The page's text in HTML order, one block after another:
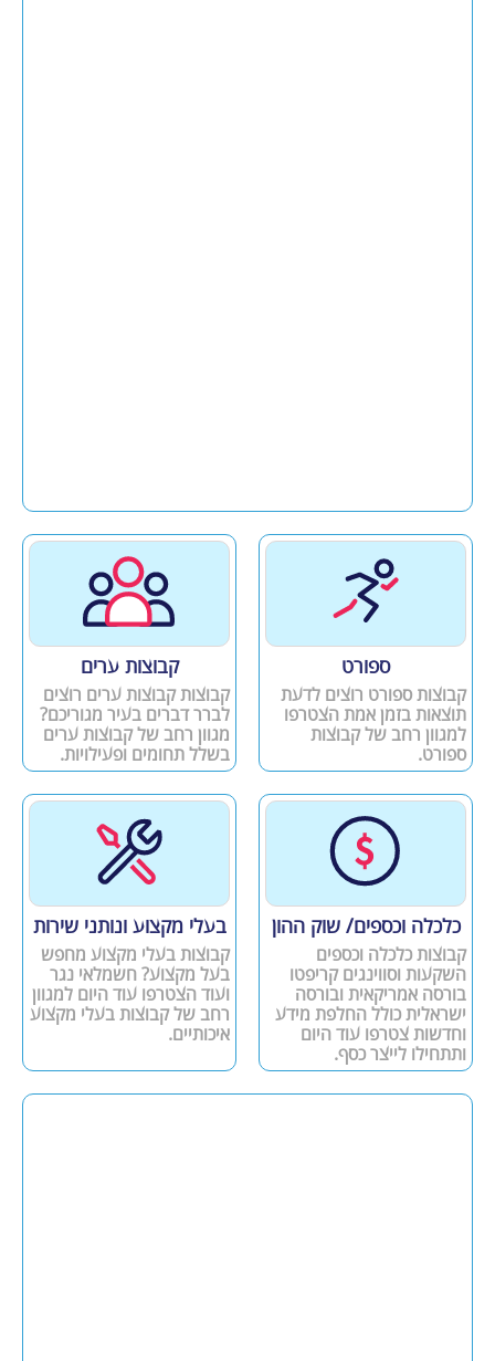
ספורט
קבוצות ספורט רוצים לדעת
תוצאות בזמן אמת הצטרפו
למגוון רחב של קבוצות
ספורט.
קבוצות ערים
קבוצות קבוצות ערים רוצים
לברר דברים בעיר מגוריכם?
מגוון רחב של קבוצות ערים
בשלל תחומים ופעילויות.
כלכלה וכספים/ שוק ההון
קבוצות כלכלה וכספים
השקעות וסווינגים קריפטו
בורסה אמריקאית ובורסה
ישראלית כולל החלפת מידע
וחדשות צטרפו עוד היום
ותתחילו לייצר כסף.
בעלי מקצוע ונותני שירות
קבוצות בעלי מקצוע מחפש
בעל מקצוע? חשמלאי נגר
ועוד הצטרפו עוד היום למגוון
רחב של קבוצות בעלי מקצוע
איכותיים.